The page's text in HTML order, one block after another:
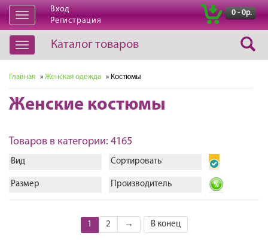
Открыть
навигацию
Вход
Регистрация
0 - 0р.
Открыть
навигацию
Каталог товаров
Главная » Женская одежда » Костюмы
Женские костюмы
Товаров в категории: 4165
Вид Сортировать
Размер Производитель
1 2 → В конец